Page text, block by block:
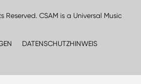
Reserved. CSAM is a Universal Music
DATENSCHUTZHINWEIS